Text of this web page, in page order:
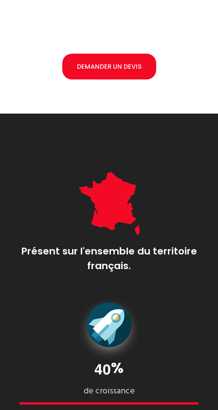
DEMANDER UN DEVIS
Présent sur l'ensemble du territoire
français.
40%
de croissance